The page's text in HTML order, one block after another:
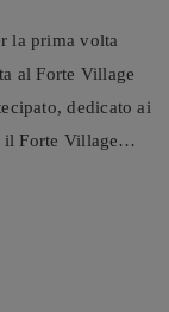
la prima volta
al Forte Village
dedicato ai
il Forte Village
partecipato,